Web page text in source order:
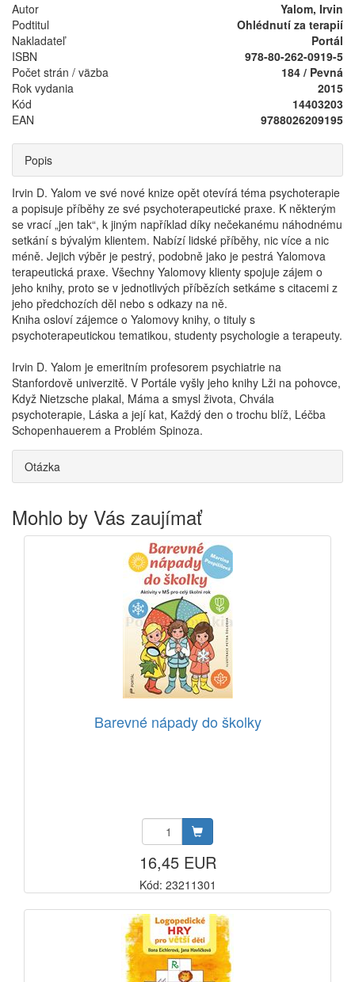
Autor
Yalom, Irvin
Podtitul
Ohlédnutí za terapií
Nakladateľ
Portál
ISBN
978-80-262-0919-5
Počet strán / väzba
184 / Pevná
Rok vydania
2015
Kód
14403203
EAN
9788026209195
Popis
Irvin D. Yalom ve své nové knize opět otevírá téma psychoterapie
a popisuje příběhy ze své psychoterapeutické praxe. K některým
se vrací „jen tak“, k jiným například díky nečekanému náhodnému
setkání s bývalým klientem. Nabízí lidské příběhy, nic více a nic
méně. Jejich výběr je pestrý, podobně jako je pestrá Yalomova
terapeutická praxe. Všechny Yalomovy klienty spojuje zájem o
jeho knihy, proto se v jednotlivých příbězích setkáme s citacemi z
jeho předchozích děl nebo s odkazy na ně.
Kniha osloví zájemce o Yalomovy knihy, o tituly s
psychoterapeutickou tematikou, studenty psychologie a terapeuty.
Irvin D. Yalom je emeritním profesorem psychiatrie na
Stanfordově univerzitě. V Portále vyšly jeho knihy Lži na pohovce,
Když Nietzsche plakal, Máma a smysl života, Chvála
psychoterapie, Láska a její kat, Každý den o trochu blíž, Léčba
Schopenhauerem a Problém Spinoza.
Otázka
Mohlo by Vás zaujímať
Barevné nápady do školky
16,45 EUR
Kód: 23211301